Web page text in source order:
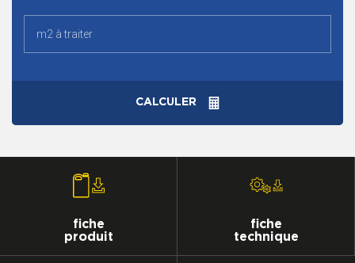
CALCULER
fiche
produit
fiche
technique